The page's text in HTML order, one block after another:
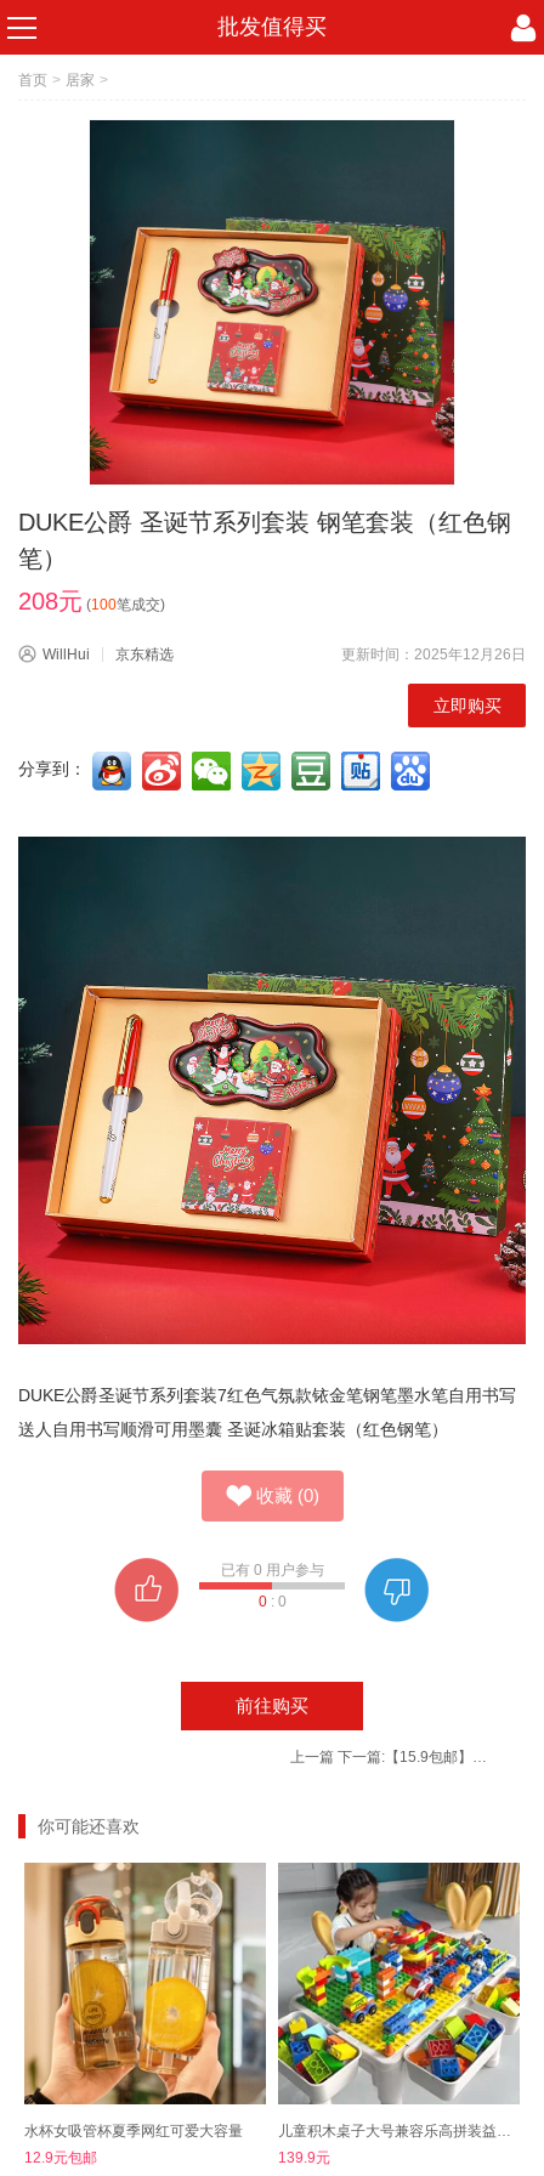
批发值得买
首页 > 居家 >
DUKE公爵 圣诞节系列套装 钢笔套装（红色钢
笔）
208元 (100笔成交)
WillHui 京东精选 更新时间：2025年12月26日
立即购买
分享到：
DUKE公爵圣诞节系列套装7红色气氛款铱金笔钢笔墨水笔自用书写
送人自用书写顺滑可用墨囊 圣诞冰箱贴套装（红色钢笔）
收藏 (0)
已有 0 用户参与
0: 0
前往购买
上一篇 下一篇: 【15.9包邮】袋鼠丫丫 女性调理足浴液 艾草生姜20包*30g
你可能还喜欢
水杯女吸管杯夏季网红可爱大容量
12.9元包邮
儿童积木桌子大号兼容乐高拼装益智玩具
139.9元